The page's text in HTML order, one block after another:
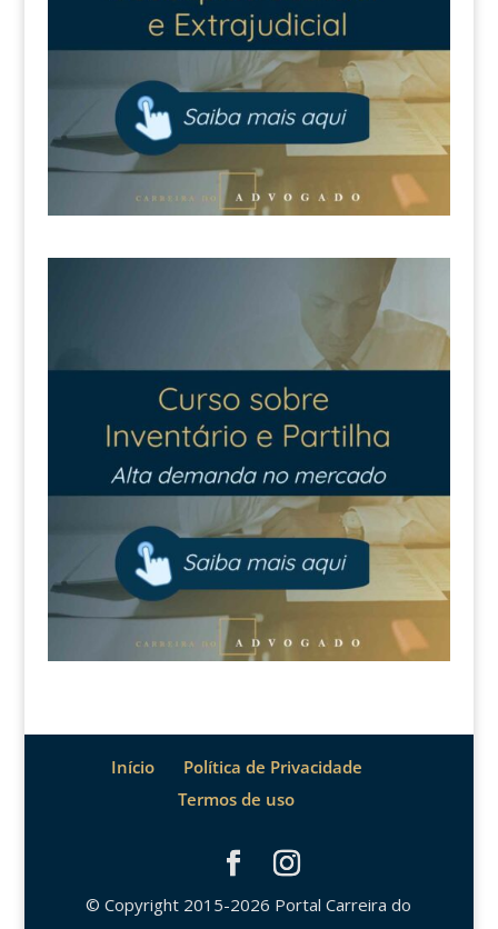
Início
Política de Privacidade
Termos de uso
© Copyright 2015-2026 Portal Carreira do